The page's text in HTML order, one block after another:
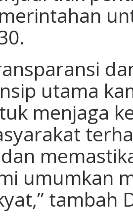
utama
menjaga
umumkan
tambah